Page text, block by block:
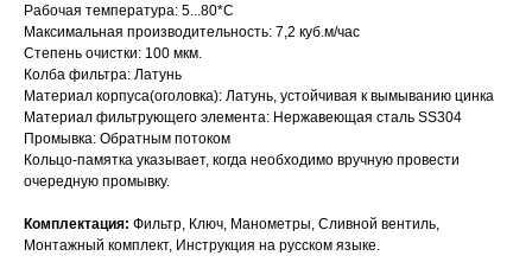
Рабочая температура: 5...80*С
Максимальная производительность: 7,2 куб.м/час
Степень очистки: 100 мкм.
Колба фильтра: Латунь
Материал корпуса(оголовка): Латунь, устойчивая к вымыванию цинка
Материал фильтрующего элемента: Нержавеющая сталь SS304
Промывка: Обратным потоком
Кольцо-памятка указывает, когда необходимо вручную провести
очередную промывку.
Комплектация: Фильтр, Ключ, Манометры, Сливной вентиль,
Монтажный комплект, Инструкция на русском языке.
Поиск